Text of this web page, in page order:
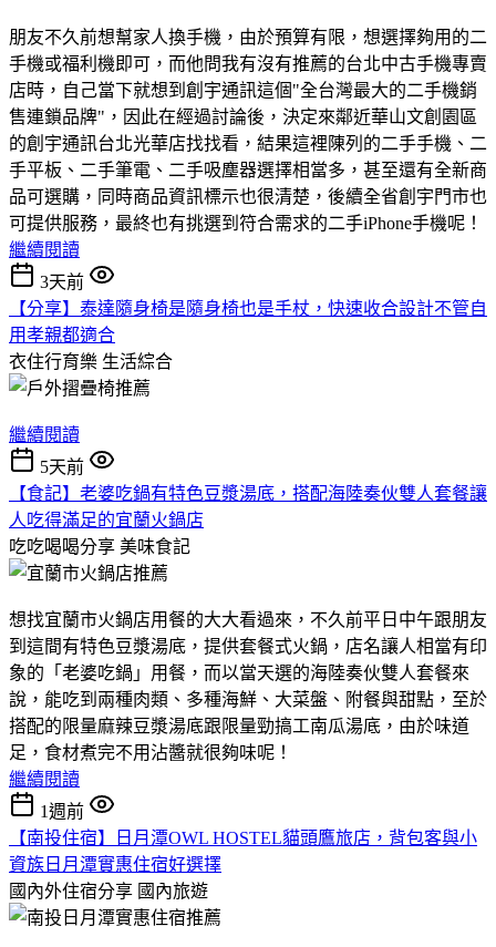
朋友不久前想幫家人換手機，由於預算有限，想選擇夠用的二
手機或福利機即可，而他問我有沒有推薦的台北中古手機專賣
店時，自己當下就想到創宇通訊這個"全台灣最大的二手機銷
售連鎖品牌"，因此在經過討論後，決定來鄰近華山文創園區
的創宇通訊台北光華店找找看，結果這裡陳列的二手手機、二
手平板、二手筆電、二手吸塵器選擇相當多，甚至還有全新商
品可選購，同時商品資訊標示也很清楚，後續全省創宇門市也
可提供服務，最終也有挑選到符合需求的二手iPhone手機呢！
繼續閱讀
3天前
【分享】泰達隨身椅是隨身椅也是手杖，快速收合設計不管自
用孝親都適合
衣住行育樂 生活綜合
繼續閱讀
5天前
【食記】老婆吃鍋有特色豆漿湯底，搭配海陸奏伙雙人套餐讓
人吃得滿足的宜蘭火鍋店
吃吃喝喝分享 美味食記
想找宜蘭市火鍋店用餐的大大看過來，不久前平日中午跟朋友
到這間有特色豆漿湯底，提供套餐式火鍋，店名讓人相當有印
象的「老婆吃鍋」用餐，而以當天選的海陸奏伙雙人套餐來
說，能吃到兩種肉類、多種海鮮、大菜盤、附餐與甜點，至於
搭配的限量麻辣豆漿湯底跟限量勁搞工南瓜湯底，由於味道
足，食材煮完不用沾醬就很夠味呢！
繼續閱讀
1週前
【南投住宿】日月潭OWL HOSTEL貓頭鷹旅店，背包客與小
資族日月潭實惠住宿好選擇
國內外住宿分享 國內旅遊